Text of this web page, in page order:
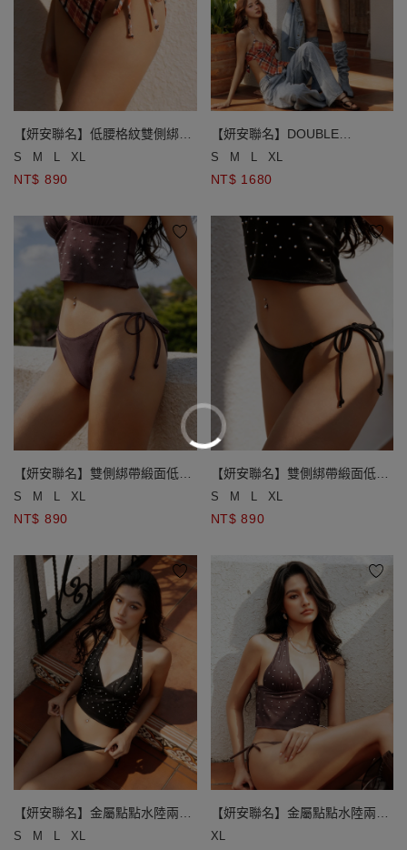
【妍安聯名】低腰格紋雙側綁帶
泳褲
S M L XL
NT$ 890
【妍安聯名】DOUBLE
PUSH2.0 水陸兩穿格紋比基尼
S M L XL
NT$ 1680
【妍安聯名】雙側綁帶緞面低腰
泳褲
S M L XL
NT$ 890
【妍安聯名】雙側綁帶緞面低腰
泳褲
S M L XL
NT$ 890
【妍安聯名】金屬點點水陸兩穿
比基尼
S M L XL
【妍安聯名】金屬點點水陸兩穿
比基尼
XL